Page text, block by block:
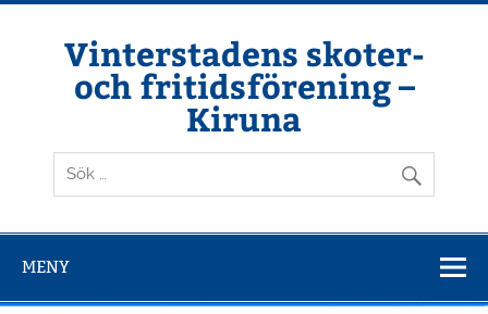
Hoppa
Vinterstadens skoter-
och fritidsförening –
Kiruna
Din ljuslykta i vintermörkret
MENY